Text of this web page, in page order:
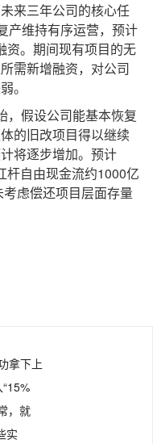
来三年公司的核心任
产维持有序运营，预计
资。期间现有项目的无
需新增融资，对公司
。
假设公司能基本恢复
的旧改项目得以继续
将逐步增加。预计
杆自由现金流约1000亿
虑偿还项目层面存量
拿下上
，就
实